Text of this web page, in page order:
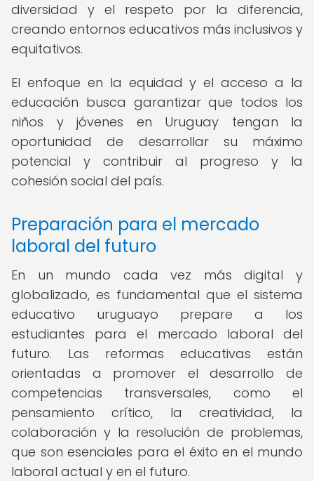
diversidad y el respeto por la diferencia,
creando entornos educativos más inclusivos y
equitativos.
El enfoque en la equidad y el acceso a la
educación busca garantizar que todos los
niños y jóvenes en Uruguay tengan la
oportunidad de desarrollar su máximo
potencial y contribuir al progreso y la
cohesión social del país.
Preparación para el mercado
laboral del futuro
En un mundo cada vez más digital y
globalizado, es fundamental que el sistema
educativo uruguayo prepare a los
estudiantes para el mercado laboral del
futuro. Las reformas educativas están
orientadas a promover el desarrollo de
competencias transversales, como el
pensamiento crítico, la creatividad, la
colaboración y la resolución de problemas,
que son esenciales para el éxito en el mundo
laboral actual y en el futuro.